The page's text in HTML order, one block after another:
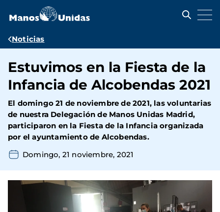
contenido
Ruta
navegación
Noticias
Estuvimos en la Fiesta de la
Infancia de Alcobendas 2021
El domingo 21 de noviembre de 2021, las voluntarias
de nuestra Delegación de Manos Unidas Madrid,
participaron en la Fiesta de la Infancia organizada
por el ayuntamiento de Alcobendas.
Domingo, 21 noviembre, 2021